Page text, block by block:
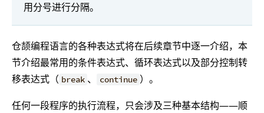
用分号进行分隔。
仓颉编程语言的各种表达式将在后续章节中逐一介绍，本
节介绍最常用的条件表达式、循环表达式以及部分控制转
移表达式（ break 、 continue ）。
任何一段程序的执行流程，只会涉及三种基本结构——顺